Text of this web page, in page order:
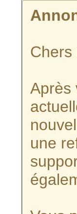
Chers
Après
une